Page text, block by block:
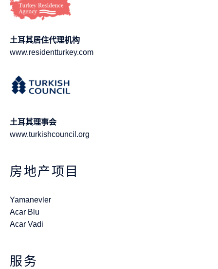
土耳其居住代理机构
www.residentturkey.com
土耳其理事会
www.turkishcouncil.org
房地产项目
Yamanevler
Acar Blu
Acar Vadi
服务